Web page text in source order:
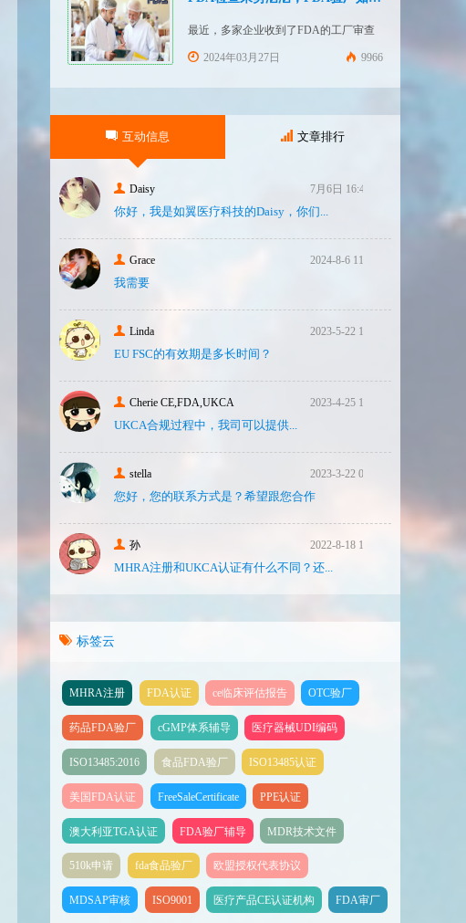
块。F
MDR技术文档结构：设备描述和规格，
最近，多家企业收到了FDA的工厂审查
通知，我们作为美代也收到了FDA要求
（MarcoRubio）联合8位参议员认为FDA
疏于检查中国和印度等美国以外的药械
制造商（尤其是医疗器械）并已危及美
国患者和美国国内厂商，因此联
2024年03月27日 9966
互动信息 文章排行
Daisy 7月6日 16:47
你好，我是如翼医疗科技的Daisy，你们...
Grace 2024-8-6 11:14
我需要
Linda 2023-5-22 10:43
EU FSC的有效期是多长时间？
Cherie CE,FDA,UKCA 2023-4-25 16:24
UKCA合‮过规‬程中，我司可‮提以‬供...
stella 2023-3-22 08:31
您好，您的联系方式是？希望跟您合作
孙 2022-8-18 17:47
MHRA注册和UKCA认证有什么不同？还...
标签云
MHRA注册 FDA认证 ce临床评估报告 OTC验厂
药品FDA验厂 cGMP体系辅导 医疗器械UDI编码
ISO13485:2016 食品FDA验厂 ISO13485认证
美国FDA认证 FreeSaleCertificate PPE认证
澳大利亚TGA认证 FDA验厂辅导 MDR技术文件
510k申请 fda食品验厂 欧盟授权代表协议
MDSAP审核 ISO9001 医疗产品CE认证机构 FDA审厂